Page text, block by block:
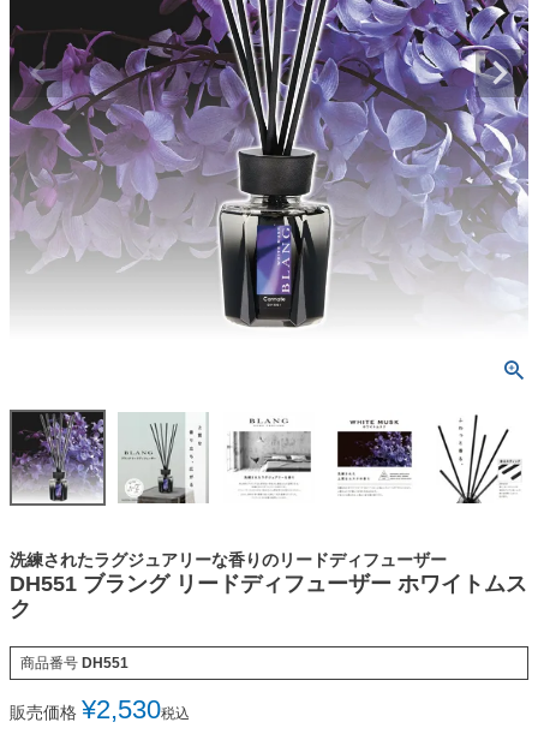
洗練されたラグジュアリーな香りのリードディフューザー
DH551 ブラング リードディフューザー ホワイトムス
ク
商品番号 DH551
販売価格 ¥2,530税込